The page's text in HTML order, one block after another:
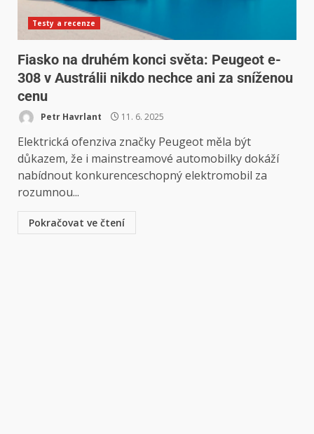
Testy a recenze
Fiasko na druhém konci světa: Peugeot e-
308 v Austrálii nikdo nechce ani za sníženou
cenu
Petr Havrlant 11. 6. 2025
Elektrická ofenziva značky Peugeot měla být
důkazem, že i mainstreamové automobilky dokáží
nabídnout konkurenceschopný elektromobil za
rozumnou...
Pokračovat ve čtení